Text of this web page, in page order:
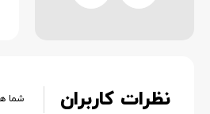
ناموجود
نظرات کاربران شما